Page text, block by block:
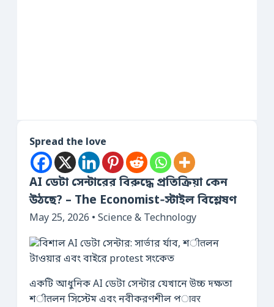
Spread the love
AI ডেটা সেন্টারের বিরুদ্ধে প্রতিক্রিয়া কেন
উঠছে? – The Economist‑স্টাইল বিশ্লেষণ
May 25, 2026 • Science & Technology
একটি আধুনিক AI ডেটা সেন্টার যেখানে উচ্চ দক্ষতা
শीतলন সিস্টেম এবং নবীকরণশীল পावर